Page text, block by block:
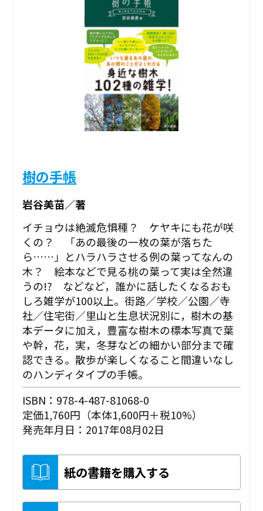
樹の手帳
岩谷美苗／著
イチョウは絶滅危惧種？ ケヤキにも花が咲
くの？ 「あの最後の一枚の葉が落ちた
ら……」とハラハラさせる例の葉ってなんの
木？ 絵本などで見る桃の葉って実は全然違
うの!? などなど，誰かに話したくなるおも
しろ雑学が100以上。街路／学校／公園／寺
社／住宅街／里山と生息状況別に，樹木の基
本データに加え，豊富な樹木の標本写真で葉
や幹，花，実，冬芽などの細かい部分まで確
認できる。散歩が楽しくなること間違いなし
のハンディタイプの手帳。
ISBN：978-4-487-81068-0
定価1,760円（本体1,600円＋税10%）
発売年月日：2017年08月02日
紙の書籍を購入する